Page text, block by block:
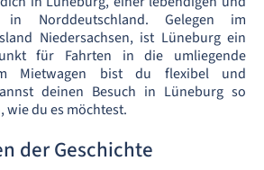
Norddeutschland. Gelegen im
Niedersachsen, ist Lüneburg ein
für Fahrten in die umliegende
Mietwagen bist du flexibel und
deinen Besuch in Lüneburg so
du es möchtest.
der Geschichte